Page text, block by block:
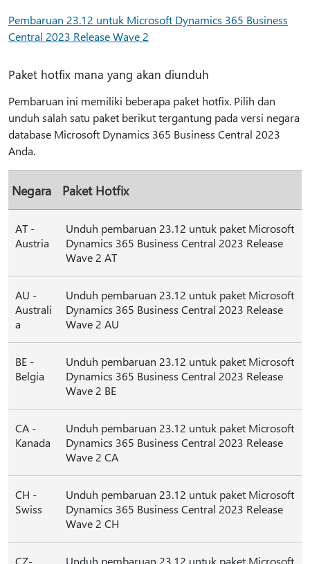
Pembaruan 23.12 untuk Microsoft Dynamics 365 Business
Central 2023 Release Wave 2
Paket hotfix mana yang akan diunduh
Pembaruan ini memiliki beberapa paket hotfix. Pilih dan
unduh salah satu paket berikut tergantung pada versi negara
database Microsoft Dynamics 365 Business Central 2023
Anda.
Negara Paket Hotfix
AT -
Austria
Unduh pembaruan 23.12 untuk paket Microsoft
Dynamics 365 Business Central 2023 Release
Wave 2 AT
AU -
Australi
a
Unduh pembaruan 23.12 untuk paket Microsoft
Dynamics 365 Business Central 2023 Release
Wave 2 AU
BE -
Belgia
Unduh pembaruan 23.12 untuk paket Microsoft
Dynamics 365 Business Central 2023 Release
Wave 2 BE
CA -
Kanada
Unduh pembaruan 23.12 untuk paket Microsoft
Dynamics 365 Business Central 2023 Release
Wave 2 CA
CH -
Swiss
Unduh pembaruan 23.12 untuk paket Microsoft
Dynamics 365 Business Central 2023 Release
Wave 2 CH
CZ-
Unduh pembaruan 23.12 untuk paket Microsoft